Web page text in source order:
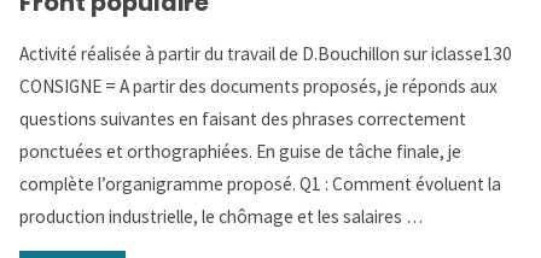
grecques"
un
organigramme
synthèse
sur
Activité réalisée à partir du travail de D.Bouchillon sur iclasse130
CONSIGNE = A partir des documents proposés, je réponds aux
questions suivantes en faisant des phrases correctement
ponctuées et orthographiées. En guise de tâche finale, je
complète l’organigramme proposé. Q1 : Comment évoluent la
production industrielle, le chômage et les salaires …